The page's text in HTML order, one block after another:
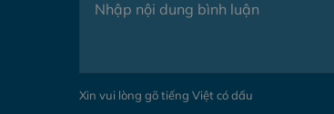
Xin vui lòng gõ tiếng Việt có dấu